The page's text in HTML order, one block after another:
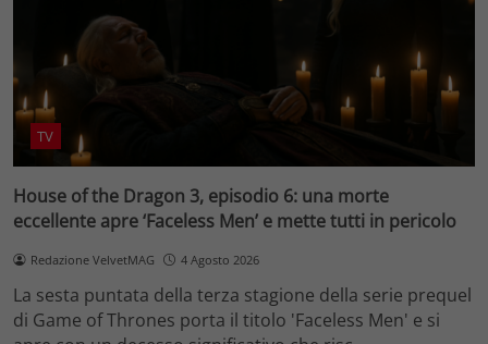
TV
House of the Dragon 3, episodio 6: una morte
eccellente apre ‘Faceless Men’ e mette tutti in pericolo
Redazione VelvetMAG 4 Agosto 2026
La sesta puntata della terza stagione della serie prequel
di Game of Thrones porta il titolo 'Faceless Men' e si